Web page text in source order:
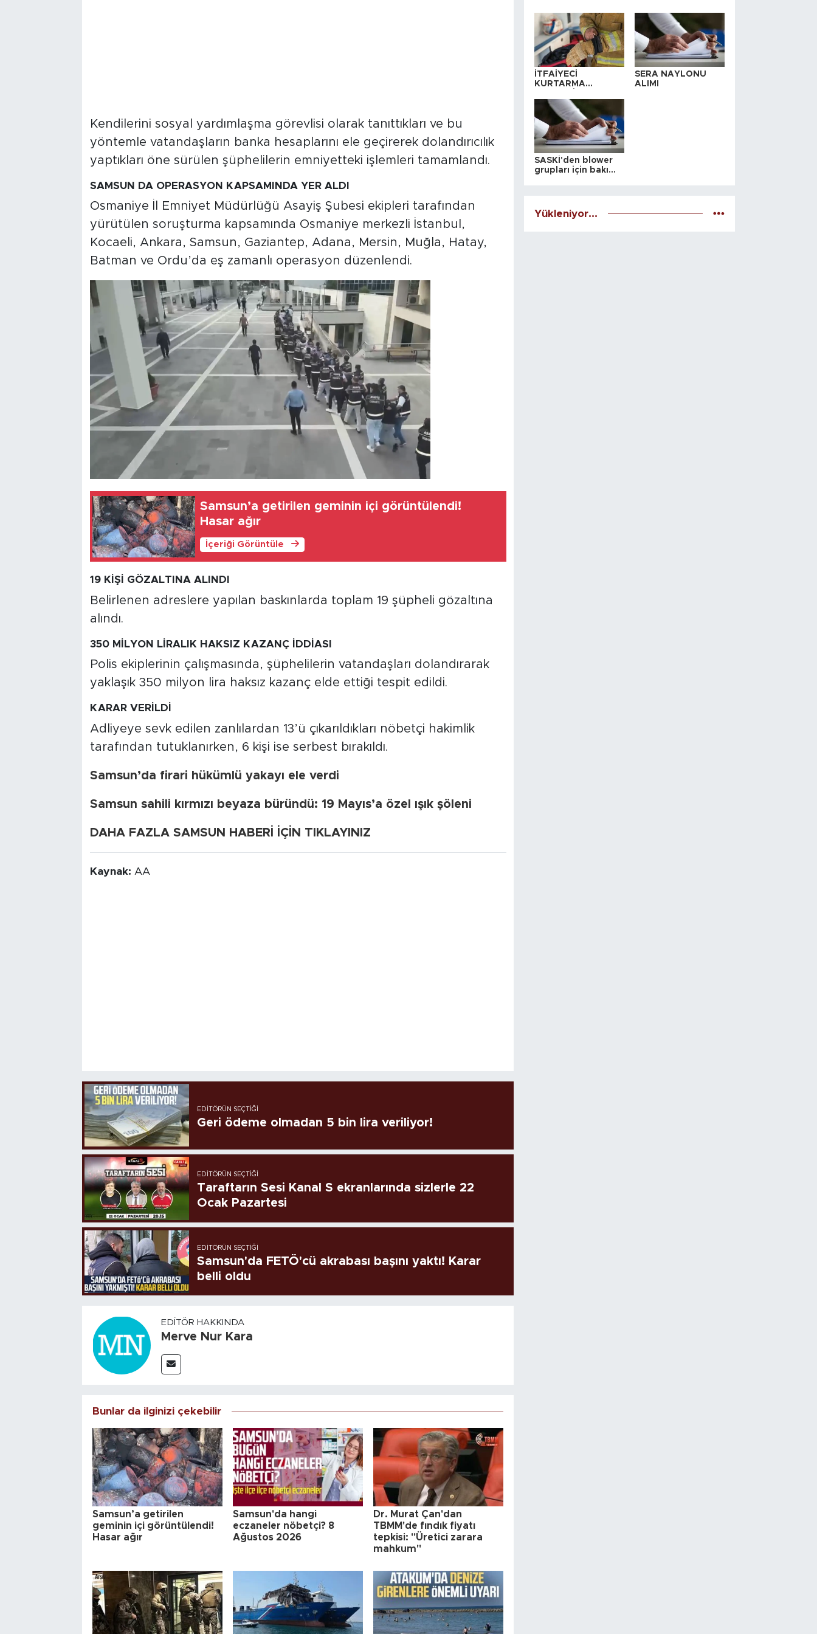
Kendilerini sosyal yardımlaşma görevlisi olarak tanıttıkları ve bu
yöntemle vatandaşların banka hesaplarını ele geçirerek dolandırıcılık
yaptıkları öne sürülen şüphelilerin emniyetteki işlemleri tamamlandı.
SAMSUN DA OPERASYON KAPSAMINDA YER ALDI
Osmaniye İl Emniyet Müdürlüğü Asayiş Şubesi ekipleri tarafından
yürütülen soruşturma kapsamında Osmaniye merkezli İstanbul,
Kocaeli, Ankara, Samsun, Gaziantep, Adana, Mersin, Muğla, Hatay,
Batman ve Ordu’da eş zamanlı operasyon düzenlendi.
Samsun’a getirilen geminin içi görüntülendi!
Hasar ağır
İçeriği Görüntüle
19 KİŞİ GÖZALTINA ALINDI
Belirlenen adreslere yapılan baskınlarda toplam 19 şüpheli gözaltına
alındı.
350 MİLYON LİRALIK HAKSIZ KAZANÇ İDDİASI
Polis ekiplerinin çalışmasında, şüphelilerin vatandaşları dolandırarak
yaklaşık 350 milyon lira haksız kazanç elde ettiği tespit edildi.
KARAR VERİLDİ
Adliyeye sevk edilen zanlılardan 13’ü çıkarıldıkları nöbetçi hakimlik
tarafından tutuklanırken, 6 kişi ise serbest bırakıldı.
Samsun’da firari hükümlü yakayı ele verdi
Samsun sahili kırmızı beyaza büründü: 19 Mayıs’a özel ışık şöleni
DAHA FAZLA SAMSUN HABERİ İÇİN TIKLAYINIZ
Kaynak: AA
EDITÖRÜN SEÇTIĞI
Geri ödeme olmadan 5 bin lira veriliyor!
EDITÖRÜN SEÇTIĞI
Taraftarın Sesi Kanal S ekranlarında sizlerle 22
Ocak Pazartesi
EDITÖRÜN SEÇTIĞI
Samsun'da FETÖ'cü akrabası başını yaktı! Karar
belli oldu
EDITÖR HAKKINDA
Merve Nur Kara
Bunlar da ilginizi çekebilir
Samsun’a getirilen
geminin içi görüntülendi!
Hasar ağır
Samsun'da hangi
eczaneler nöbetçi? 8
Ağustos 2026
Dr. Murat Çan'dan
TBMM'de fındık fiyatı
tepkisi: "Üretici zarara
mahkum"
İTFAİYECİ
KURTARMA
ALINACAKTIR
SERA NAYLONU
ALIMI
SASKİ'den blower
grupları için bakım
Yükleniyor...